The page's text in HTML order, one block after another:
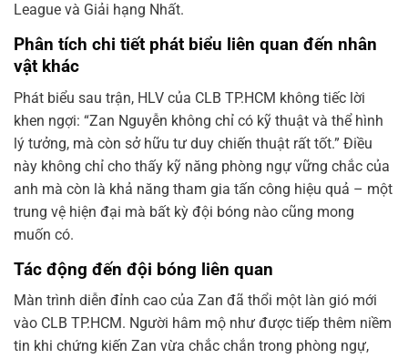
League và Giải hạng Nhất.
Phân tích chi tiết phát biểu liên quan đến nhân
vật khác
Phát biểu sau trận, HLV của CLB TP.HCM không tiếc lời
khen ngợi: “Zan Nguyễn không chỉ có kỹ thuật và thể hình
lý tưởng, mà còn sở hữu tư duy chiến thuật rất tốt.” Điều
này không chỉ cho thấy kỹ năng phòng ngự vững chắc của
anh mà còn là khả năng tham gia tấn công hiệu quả – một
trung vệ hiện đại mà bất kỳ đội bóng nào cũng mong
muốn có.
Tác động đến đội bóng liên quan
Màn trình diễn đỉnh cao của Zan đã thổi một làn gió mới
vào CLB TP.HCM. Người hâm mộ như được tiếp thêm niềm
tin khi chứng kiến Zan vừa chắc chắn trong phòng ngự,